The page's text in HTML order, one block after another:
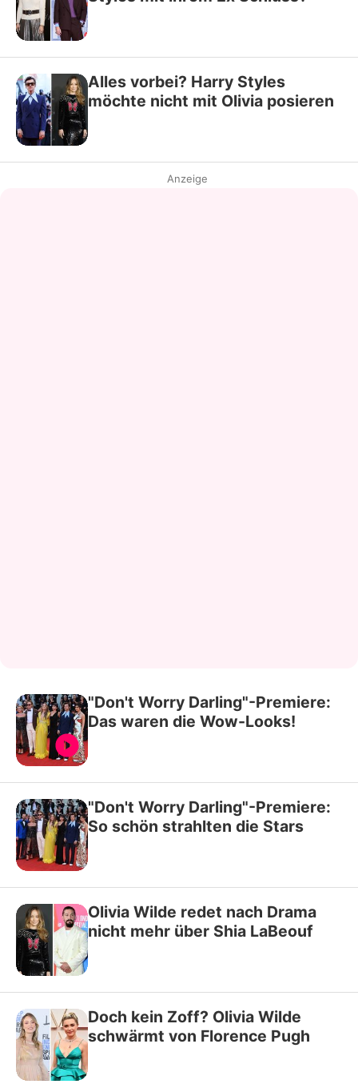
Alles vorbei? Harry Styles
möchte nicht mit Olivia posieren
Anzeige
"Don't Worry Darling"-Premiere:
Das waren die Wow-Looks!
"Don't Worry Darling"-Premiere:
So schön strahlten die Stars
Olivia Wilde redet nach Drama
nicht mehr über Shia LaBeouf
Doch kein Zoff? Olivia Wilde
schwärmt von Florence Pugh